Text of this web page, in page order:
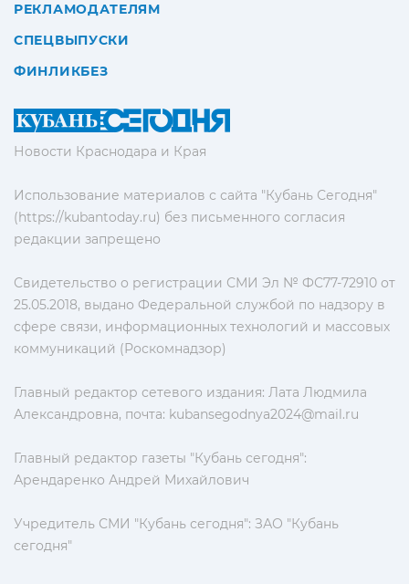
Новости Краснодара и Края
Использование материалов с сайта "Кубань Сегодня"
(https://kubantoday.ru) без письменного согласия
редакции запрещено
Свидетельство о регистрации СМИ Эл № ФС77-72910 от
25.05.2018, выдано Федеральной службой по надзору в
сфере связи, информационных технологий и массовых
коммуникаций (Роскомнадзор)
Главный редактор сетевого издания: Лата Людмила
Александровна, почта: kubansegodnya2024@mail.ru
Главный редактор газеты "Кубань сегодня":
Арендаренко Андрей Михайлович
Учредитель СМИ "Кубань сегодня": ЗАО "Кубань
сегодня"
РЕКЛАМОДАТЕЛЯМ
СПЕЦВЫПУСКИ
ФИНЛИКБЕЗ